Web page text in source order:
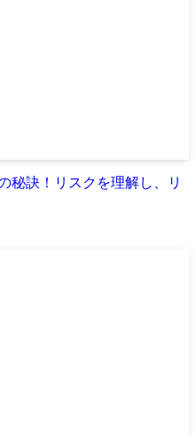
秘訣！リスクを理解し、リ